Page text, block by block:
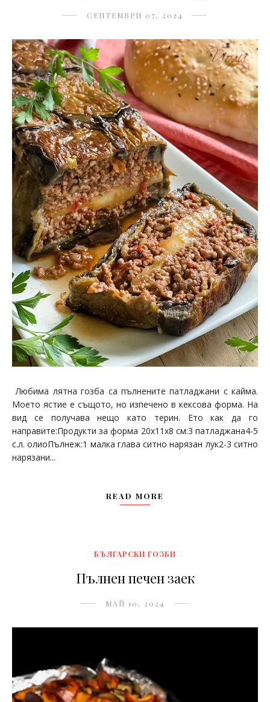
СЕПТЕМВРИ 07, 2024
Любима лятна гозба са пълнените патладжани с кайма.
Моето ястие е същото, но изпечено в кексова форма. На
вид се получава нещо като терин. Ето как да го
направите:Продукти за форма 20x11x8 см:3 патладжана4-5
с.л. олиоПълнеж:1 малка глава ситно нарязан лук2-3 ситно
нарязани...
READ MORE
БЪЛГАРСКИ ГОЗБИ
Пълнен печен заек
МАЙ 10, 2024